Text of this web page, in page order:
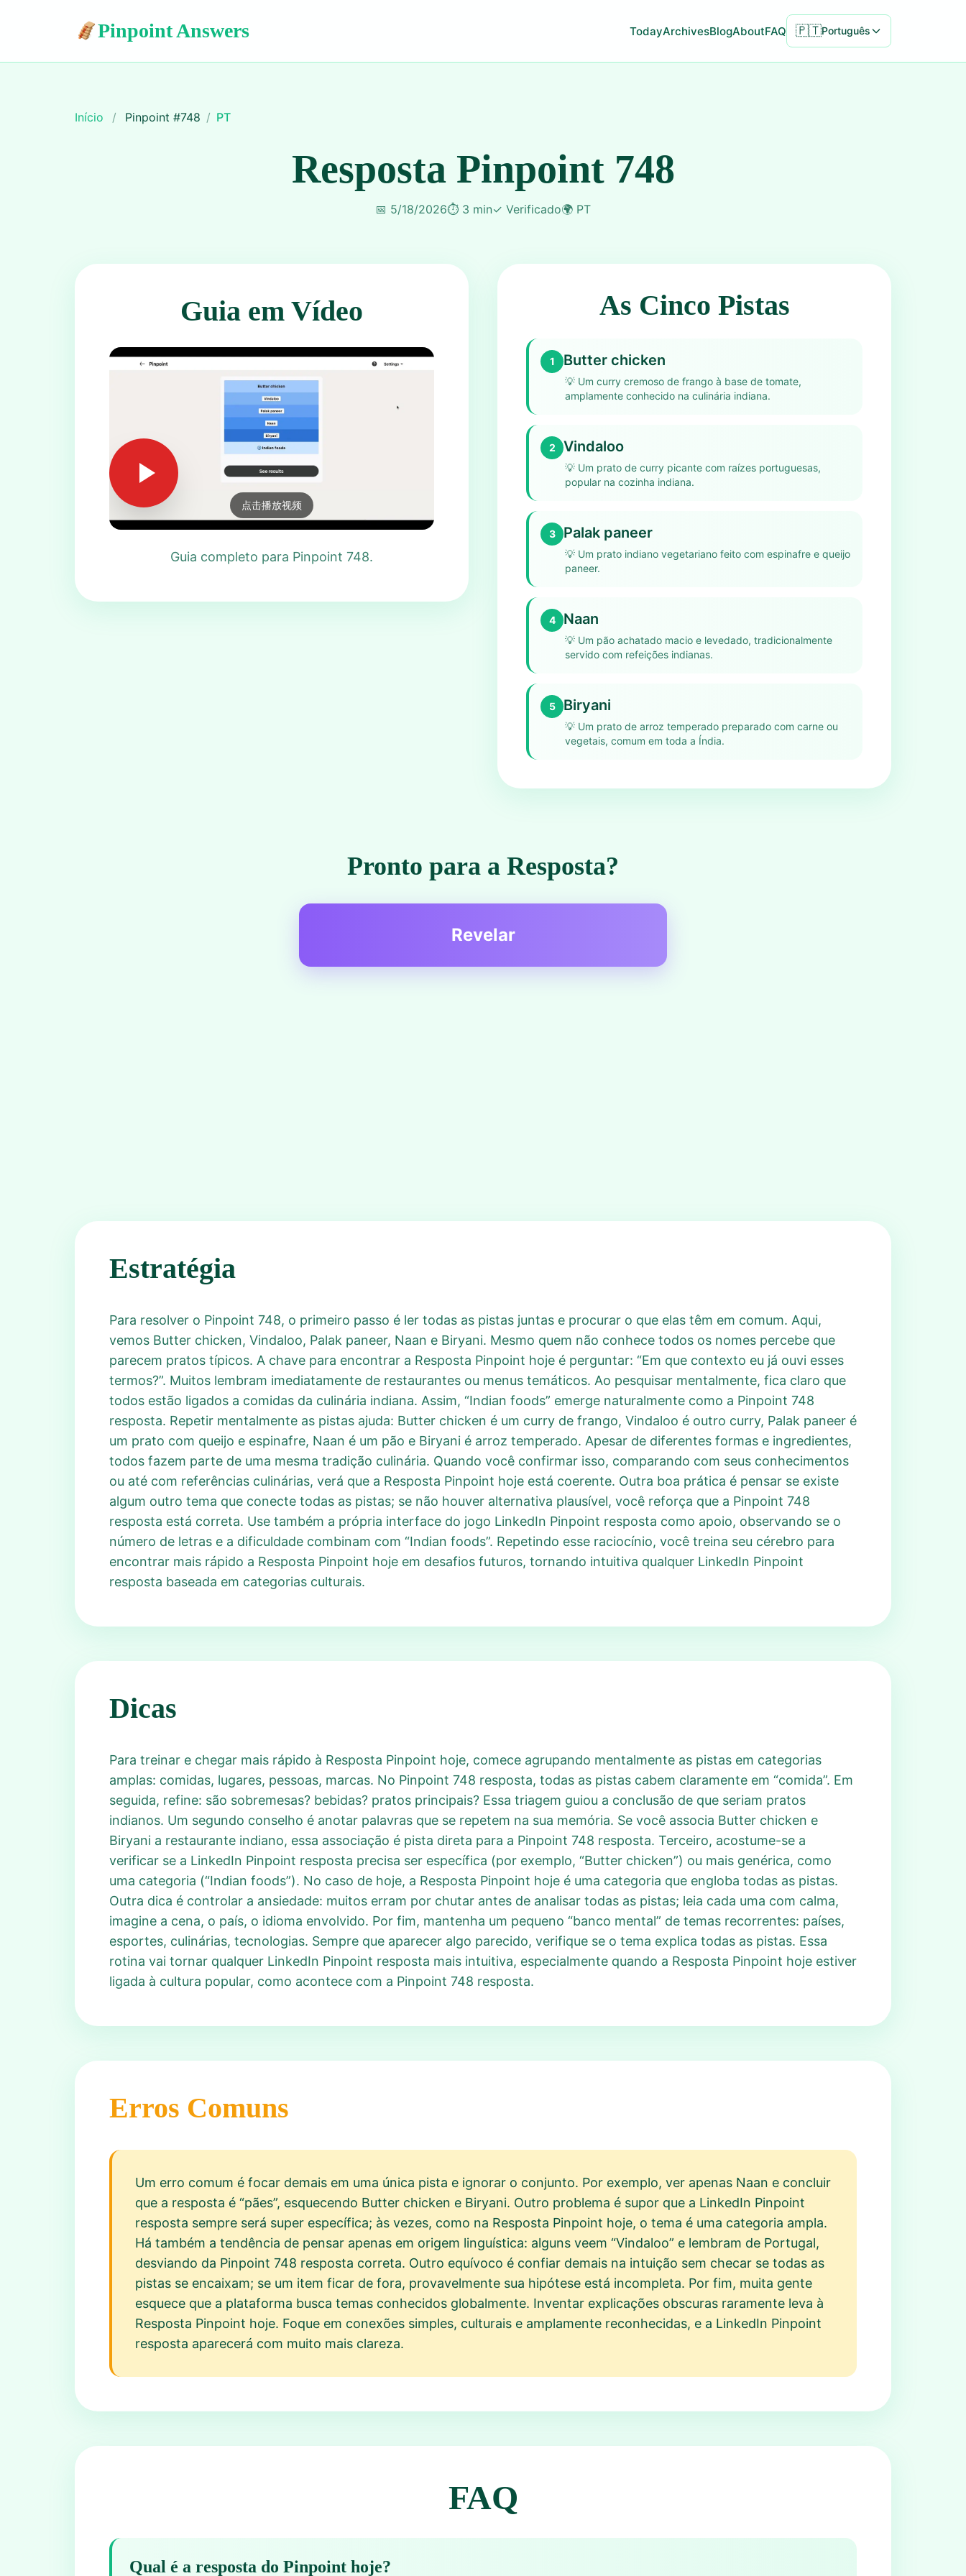
Pinpoint Answers TodayArchivesBlogAboutFAQ 🇵🇹Português
Início / Pinpoint #748 / PT
Resposta Pinpoint 748
📅 5/18/2026⏱️ 3 min✓ Verificado🌍 PT
Guia em Vídeo
点击播放视频
Guia completo para Pinpoint 748.
As Cinco Pistas
1 Butter chicken
💡 Um curry cremoso de frango à base de tomate,
amplamente conhecido na culinária indiana.
2 Vindaloo
💡 Um prato de curry picante com raízes portuguesas,
popular na cozinha indiana.
3 Palak paneer
💡 Um prato indiano vegetariano feito com espinafre e queijo
paneer.
4 Naan
💡 Um pão achatado macio e levedado, tradicionalmente
servido com refeições indianas.
5 Biryani
💡 Um prato de arroz temperado preparado com carne ou
vegetais, comum em toda a Índia.
Pronto para a Resposta?
Revelar
Estratégia
Para resolver o Pinpoint 748, o primeiro passo é ler todas as pistas juntas e procurar o que elas têm em comum. Aqui,
vemos Butter chicken, Vindaloo, Palak paneer, Naan e Biryani. Mesmo quem não conhece todos os nomes percebe que
parecem pratos típicos. A chave para encontrar a Resposta Pinpoint hoje é perguntar: “Em que contexto eu já ouvi esses
termos?”. Muitos lembram imediatamente de restaurantes ou menus temáticos. Ao pesquisar mentalmente, fica claro que
todos estão ligados a comidas da culinária indiana. Assim, “Indian foods” emerge naturalmente como a Pinpoint 748
resposta. Repetir mentalmente as pistas ajuda: Butter chicken é um curry de frango, Vindaloo é outro curry, Palak paneer é
um prato com queijo e espinafre, Naan é um pão e Biryani é arroz temperado. Apesar de diferentes formas e ingredientes,
todos fazem parte de uma mesma tradição culinária. Quando você confirmar isso, comparando com seus conhecimentos
ou até com referências culinárias, verá que a Resposta Pinpoint hoje está coerente. Outra boa prática é pensar se existe
algum outro tema que conecte todas as pistas; se não houver alternativa plausível, você reforça que a Pinpoint 748
resposta está correta. Use também a própria interface do jogo LinkedIn Pinpoint resposta como apoio, observando se o
número de letras e a dificuldade combinam com “Indian foods”. Repetindo esse raciocínio, você treina seu cérebro para
encontrar mais rápido a Resposta Pinpoint hoje em desafios futuros, tornando intuitiva qualquer LinkedIn Pinpoint
resposta baseada em categorias culturais.
Dicas
Para treinar e chegar mais rápido à Resposta Pinpoint hoje, comece agrupando mentalmente as pistas em categorias
amplas: comidas, lugares, pessoas, marcas. No Pinpoint 748 resposta, todas as pistas cabem claramente em “comida”. Em
seguida, refine: são sobremesas? bebidas? pratos principais? Essa triagem guiou a conclusão de que seriam pratos
indianos. Um segundo conselho é anotar palavras que se repetem na sua memória. Se você associa Butter chicken e
Biryani a restaurante indiano, essa associação é pista direta para a Pinpoint 748 resposta. Terceiro, acostume-se a
verificar se a LinkedIn Pinpoint resposta precisa ser específica (por exemplo, “Butter chicken”) ou mais genérica, como
uma categoria (“Indian foods”). No caso de hoje, a Resposta Pinpoint hoje é uma categoria que engloba todas as pistas.
Outra dica é controlar a ansiedade: muitos erram por chutar antes de analisar todas as pistas; leia cada uma com calma,
imagine a cena, o país, o idioma envolvido. Por fim, mantenha um pequeno “banco mental” de temas recorrentes: países,
esportes, culinárias, tecnologias. Sempre que aparecer algo parecido, verifique se o tema explica todas as pistas. Essa
rotina vai tornar qualquer LinkedIn Pinpoint resposta mais intuitiva, especialmente quando a Resposta Pinpoint hoje estiver
ligada à cultura popular, como acontece com a Pinpoint 748 resposta.
Erros Comuns
Um erro comum é focar demais em uma única pista e ignorar o conjunto. Por exemplo, ver apenas Naan e concluir
que a resposta é “pães”, esquecendo Butter chicken e Biryani. Outro problema é supor que a LinkedIn Pinpoint
resposta sempre será super específica; às vezes, como na Resposta Pinpoint hoje, o tema é uma categoria ampla.
Há também a tendência de pensar apenas em origem linguística: alguns veem “Vindaloo” e lembram de Portugal,
desviando da Pinpoint 748 resposta correta. Outro equívoco é confiar demais na intuição sem checar se todas as
pistas se encaixam; se um item ficar de fora, provavelmente sua hipótese está incompleta. Por fim, muita gente
esquece que a plataforma busca temas conhecidos globalmente. Inventar explicações obscuras raramente leva à
Resposta Pinpoint hoje. Foque em conexões simples, culturais e amplamente reconhecidas, e a LinkedIn Pinpoint
resposta aparecerá com muito mais clareza.
FAQ
Qual é a resposta do Pinpoint hoje?